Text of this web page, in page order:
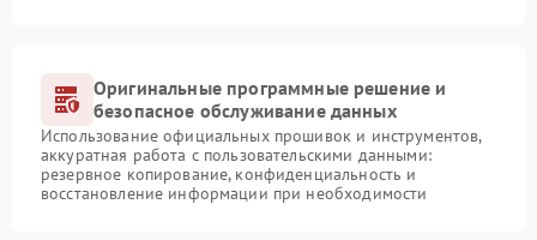
Оригинальные программные решение и
безопасное обслуживание данных
Использование официальных прошивок и инструментов,
аккуратная работа с пользовательскими данными:
резервное копирование, конфиденциальность и
восстановление информации при необходимости